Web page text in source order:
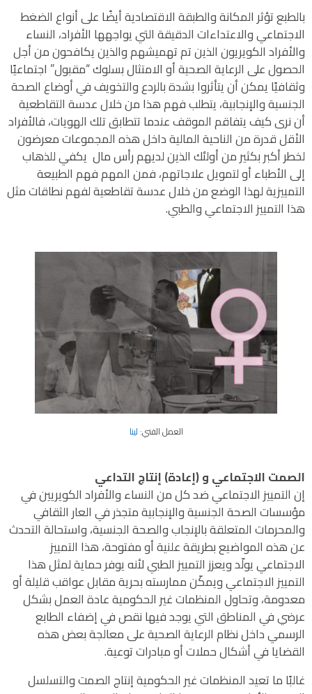
بالطبع تؤثر المكانة والطبقة الاقتصادية أيضًا على أنواع الضغط
الاجتماعي والاعتداءات الدقيقة التي يواجهها الأفراد، النساء
والأفراد الكويريون الذين تم تهميشهم والذين يكافحون من أجل
الحصول على الرعاية الصحية أو الامتثال بسلوك “مقبول” اجتماعيًا
وثقافيًا يمكن أن يتأثروا بشدة بالردع والتخويف في أوضاع الصحة
الجنسية والإنجابية، يتطلب فهم هذا من خلال عدسة التقاطعية
أن نرى كيف يتفاقم الموقف عندما تتطابق تلك الهويات، فالأفراد
الأقل قدرة من الناحية المالية داخل هذه المجموعات معرضون
لخطر أكبر بكثير من أولئك الذين لديهم رأس مال يكفي للذهاب
إلى الأطباء أو لتمويل علاجاتهم، فمن المهم فهم الطبيعة
التمييزية لهذا الوضع من خلال عدسة تقاطعية لفهم نطاقات مثل
هذا التمييز الاجتماعي والطبي.
العمل الفني: لينا
الصمت الاجتماعي و (إعادة) إنتاج التداعي
إن التمييز الاجتماعي ضد كل من النساء والأفراد الكويريين في
مؤسسات الصحة الجنسية والإنجابية متجذر في العار الثقافي
والمحرمات المتعلقة بالإنجاب والصحة الجنسية، واستحالة التحدث
عن هذه المواضيع بطريقة علنية أو مفتوحة، هذا التمييز
الاجتماعي يولّد ويعزز التمييز الطبي لأنه يوفر حماية لمثل هذا
التمييز الاجتماعي ويمكّن ممارسته بحرية مقابل عواقب قليلة أو
معدومة، وتحاول المنظمات غير الحكومية عادة العمل بشكل
عرضي في المناطق التي يوجد فيها نقص في إضفاء الطابع
الرسمي داخل نظام الرعاية الصحية على معالجة بعض هذه
القضايا في أشكال حملات أو مبادرات توعية.
غالبًا ما تعيد المنظمات غير الحكومية إنتاج الصمت والتسلسل